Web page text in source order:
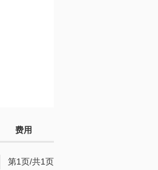
费用
第1页/共1页